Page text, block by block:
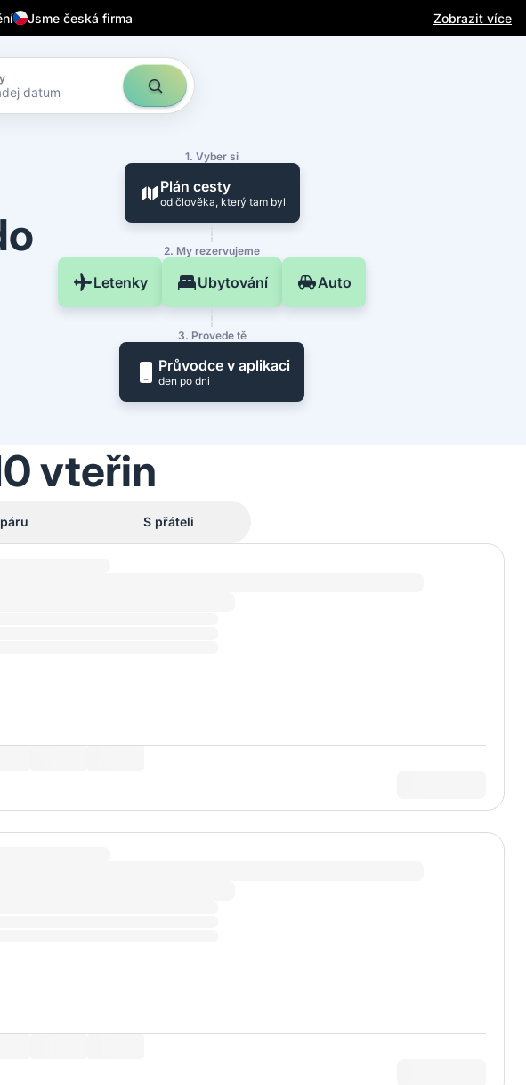
Jsme česká firma
Zobrazit více
datum
1. Vyber si
Plán cesty
od člověka, který tam byl
2. My rezervujeme
Letenky Ubytování Auto
3. Provede tě
Průvodce v aplikaci
den po dni
vteřin
S přáteli